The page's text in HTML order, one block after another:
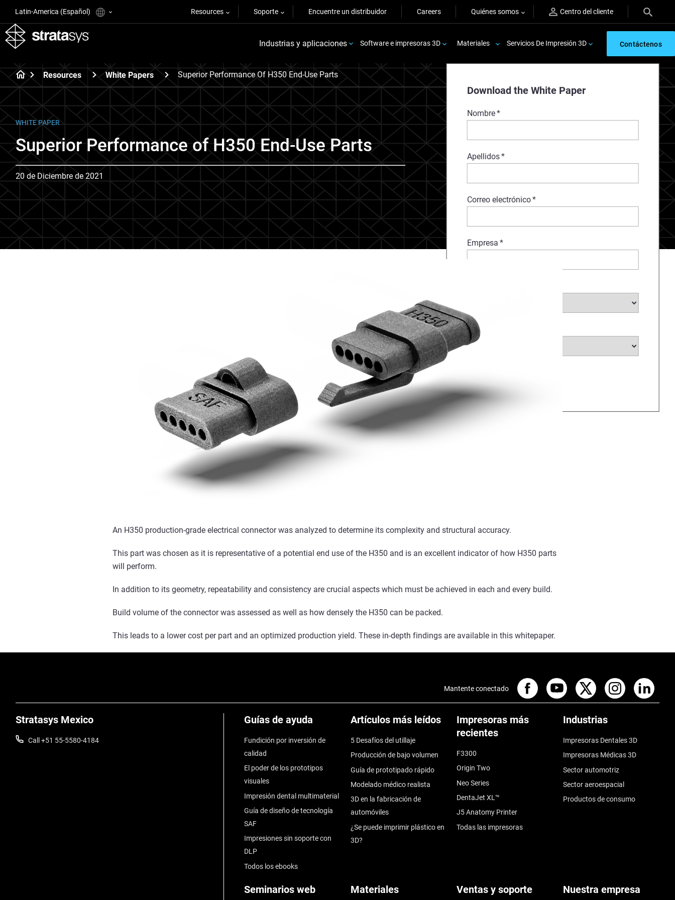
Latin-America (Español) Resources Soporte Encuentre un distribuidor Careers Quiénes somos Centro del cliente
Industrias y aplicaciones Software e impresoras 3D Materiales Servicios De Impresión 3D Contáctenos
Resources White Papers Superior Performance Of H350 End-Use Parts
Download the White Paper
Nombre*
Apellidos*
Correo electrónico*
Empresa *
País
WHITE PAPER
Superior Performance of H350 End-Use Parts
20 de Diciembre de 2021
An H350 production-grade electrical connector was analyzed to determine its complexity and structural accuracy.
This part was chosen as it is representative of a potential end use of the H350 and is an excellent indicator of how H350 parts
will perform.
In addition to its geometry, repeatability and consistency are crucial aspects which must be achieved in each and every build.
Build volume of the connector was assessed as well as how densely the H350 can be packed.
This leads to a lower cost per part and an optimized production yield. These in-depth findings are available in this whitepaper.
Stratasys Mexico
Call +51 55-5580-4184
Guías de ayuda
Fundición por inversión de
calidad
El poder de los prototipos
visuales
Impresión dental multimaterial
Guía de diseño de tecnología
SAF
Impresiones sin soporte con
DLP
Todos los ebooks
Artículos más leídos
5 Desafíos del utillaje
Producción de bajo volumen
Guía de prototipado rápido
Modelado médico realista
3D en la fabricación de
automóviles
¿Se puede imprimir plástico en
3D?
Impresoras más
recientes
F3300
Origin Two
Neo Series
DentaJet XL™
J5 Anatomy Printer
Todas las impresoras
Industrias
Impresoras Dentales 3D
Impresoras Médicas 3D
Sector automotriz
Sector aeroespacial
Productos de consumo
Seminarios web Materiales Ventas y soporte Nuestra empresa
Mantente conectado